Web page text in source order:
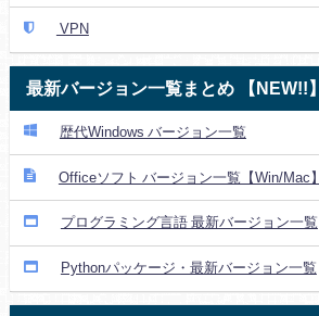
VPN
最新バージョン一覧まとめ 【NEW!!】
歴代Windows バージョン一覧
Officeソフト バージョン一覧【Win/Mac】
プログラミング言語 最新バージョン一覧
Pythonパッケージ・最新バージョン一覧